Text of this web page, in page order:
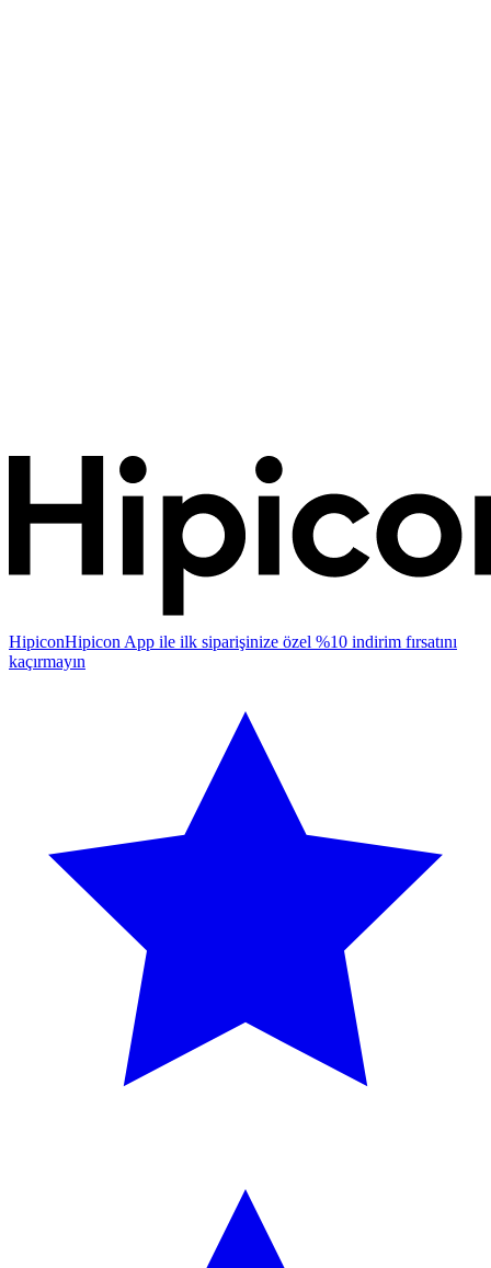
HipiconHipicon App ile ilk siparişinize özel %10 indirim fırsatını
kaçırmayın